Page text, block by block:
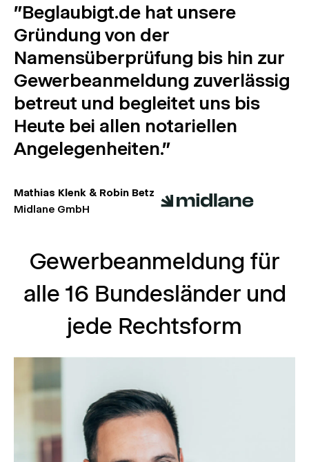
"Beglaubigt.de hat unsere
Gründung von der
Namensüberprüfung bis hin zur
Gewerbeanmeldung zuverlässig
betreut und begleitet uns bis
Heute bei allen notariellen
Angelegenheiten."
Mathias Klenk & Robin Betz
Midlane GmbH
Gewerbeanmeldung für
alle 16 Bundesländer und
jede Rechtsform